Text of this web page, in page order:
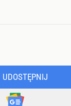
UDOSTĘPNIJ